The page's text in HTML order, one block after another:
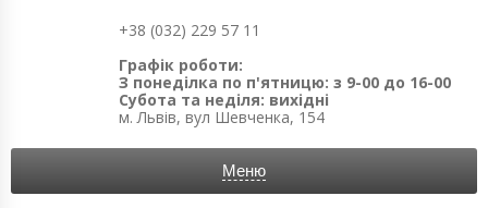
+38 (032) 229 57 11
Графік роботи:
З понеділка по п'ятницю: з 9-00 до 16-00
Субота та неділя: вихідні
м. Львів, вул Шевченка, 154
Меню